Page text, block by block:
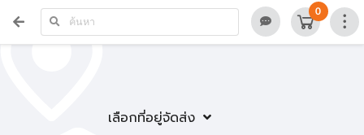
เลือกที่อยู่จัดส่ง
0